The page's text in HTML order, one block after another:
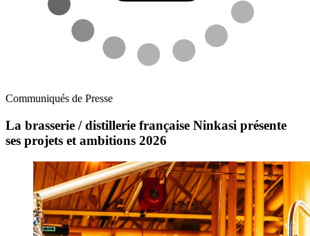
Communiqués de Presse
La brasserie / distillerie française Ninkasi présente
ses projets et ambitions 2026